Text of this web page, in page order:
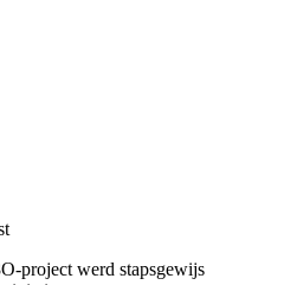
project werd stapsgewijs